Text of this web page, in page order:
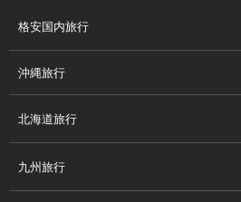
格安国内旅行
沖縄旅行
北海道旅行
九州旅行